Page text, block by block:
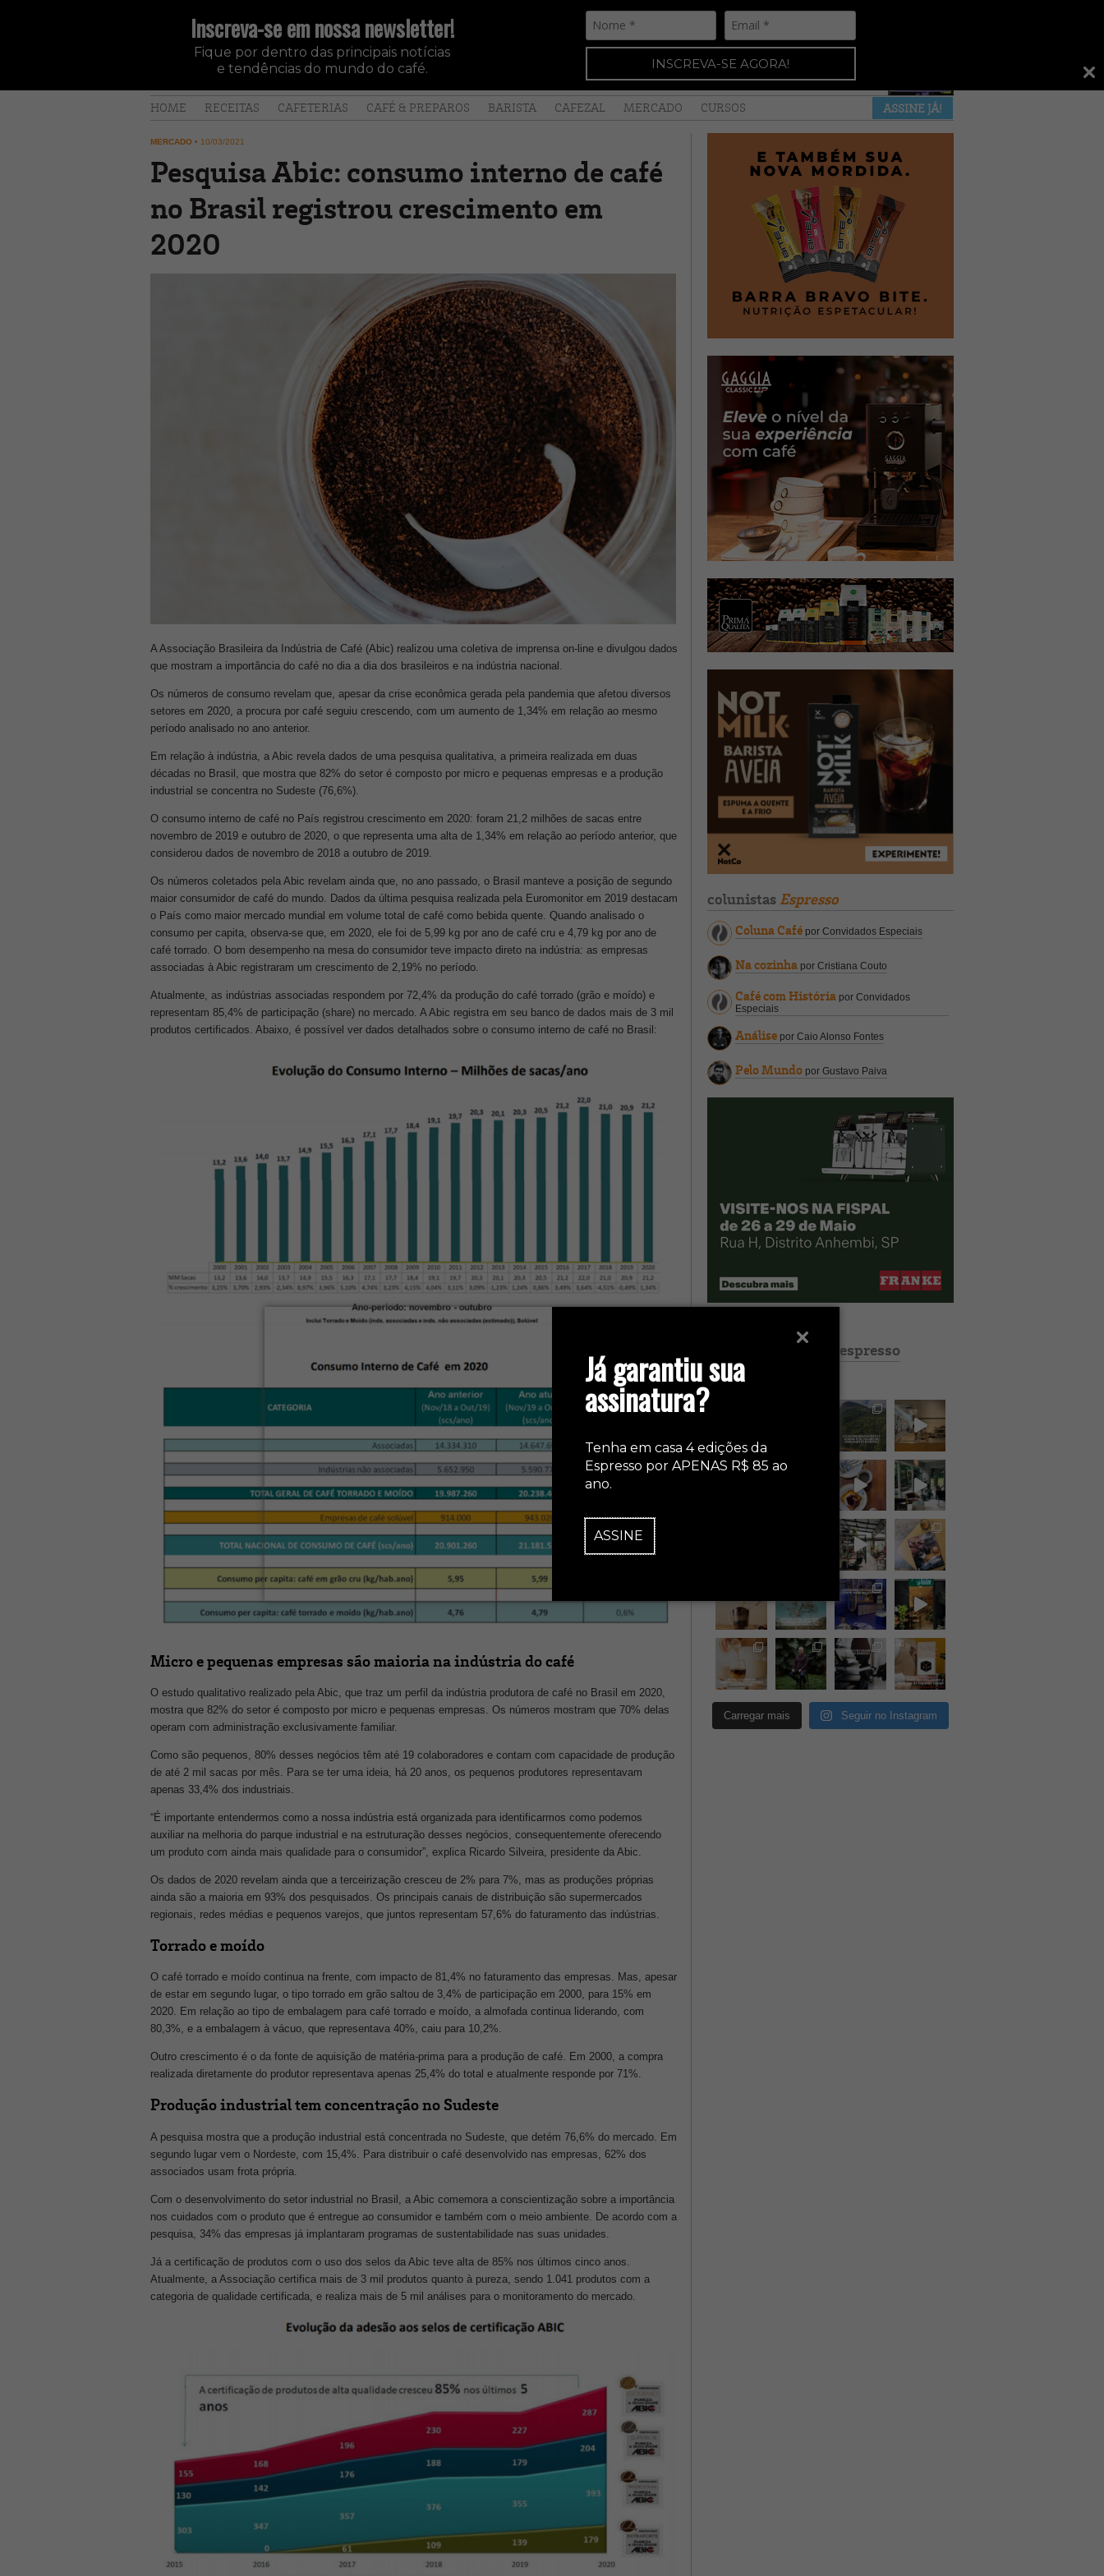
Inscreva-se em nossa newsletter!
Fique por dentro das principais notícias
e tendências do mundo do café.
INSCREVA-SE AGORA!
Já garantiu sua
assinatura?
Tenha em casa 4 edições da
Espresso por APENAS R$ 85 ao
ano.
ASSINE
•NAS BANCAS
HOME RECEITAS CAFETERIAS CAFÉ & PREPAROS BARISTA CAFEZAL MERCADO ASSINE JÁ!
CURSOS
MERCADO • 10/03/2021
Pesquisa Abic: consumo interno de café
no Brasil registrou crescimento em
2020
A Associação Brasileira da Indústria de Café (Abic) realizou uma coletiva de imprensa on-line e divulgou dados
que mostram a importância do café no dia a dia dos brasileiros e na indústria nacional.
Os números de consumo revelam que, apesar da crise econômica gerada pela pandemia que afetou diversos
setores em 2020, a procura por café seguiu crescendo, com um aumento de 1,34% em relação ao mesmo
período analisado no ano anterior.
Em relação à indústria, a Abic revela dados de uma pesquisa qualitativa, a primeira realizada em duas
décadas no Brasil, que mostra que 82% do setor é composto por micro e pequenas empresas e a produção
industrial se concentra no Sudeste (76,6%).
O consumo interno de café no País registrou crescimento em 2020: foram 21,2 milhões de sacas entre
novembro de 2019 e outubro de 2020, o que representa uma alta de 1,34% em relação ao período anterior, que
considerou dados de novembro de 2018 a outubro de 2019.
Os números coletados pela Abic revelam ainda que, no ano passado, o Brasil manteve a posição de segundo
maior consumidor de café do mundo. Dados da última pesquisa realizada pela Euromonitor em 2019 destacam
o País como maior mercado mundial em volume total de café como bebida quente. Quando analisado o
consumo per capita, observa-se que, em 2020, ele foi de 5,99 kg por ano de café cru e 4,79 kg por ano de
café torrado. O bom desempenho na mesa do consumidor teve impacto direto na indústria: as empresas
associadas à Abic registraram um crescimento de 2,19% no período.
Atualmente, as indústrias associadas respondem por 72,4% da produção do café torrado (grão e moído) e
representam 85,4% de participação (share) no mercado. A Abic registra em seu banco de dados mais de 3 mil
produtos certificados. Abaixo, é possível ver dados detalhados sobre o consumo interno de café no Brasil:
Micro e pequenas empresas são maioria na indústria do café
O estudo qualitativo realizado pela Abic, que traz um perfil da indústria produtora de café no Brasil em 2020,
mostra que 82% do setor é composto por micro e pequenas empresas. Os números mostram que 70% delas
operam com administração exclusivamente familiar.
Como são pequenos, 80% desses negócios têm até 19 colaboradores e contam com capacidade de produção
de até 2 mil sacas por mês. Para se ter uma ideia, há 20 anos, os pequenos produtores representavam
apenas 33,4% dos industriais.
“É importante entendermos como a nossa indústria está organizada para identificarmos como podemos
auxiliar na melhoria do parque industrial e na estruturação desses negócios, consequentemente oferecendo
um produto com ainda mais qualidade para o consumidor”, explica Ricardo Silveira, presidente da Abic.
Os dados de 2020 revelam ainda que a terceirização cresceu de 2% para 7%, mas as produções próprias
ainda são a maioria em 93% dos pesquisados. Os principais canais de distribuição são supermercados
regionais, redes médias e pequenos varejos, que juntos representam 57,6% do faturamento das indústrias.
Torrado e moído
O café torrado e moído continua na frente, com impacto de 81,4% no faturamento das empresas. Mas, apesar
de estar em segundo lugar, o tipo torrado em grão saltou de 3,4% de participação em 2000, para 15% em
2020. Em relação ao tipo de embalagem para café torrado e moído, a almofada continua liderando, com
80,3%, e a embalagem à vácuo, que representava 40%, caiu para 10,2%.
Outro crescimento é o da fonte de aquisição de matéria-prima para a produção de café. Em 2000, a compra
realizada diretamente do produtor representava apenas 25,4% do total e atualmente responde por 71%.
Produção industrial tem concentração no Sudeste
A pesquisa mostra que a produção industrial está concentrada no Sudeste, que detém 76,6% do mercado. Em
segundo lugar vem o Nordeste, com 15,4%. Para distribuir o café desenvolvido nas empresas, 62% dos
associados usam frota própria.
Com o desenvolvimento do setor industrial no Brasil, a Abic comemora a conscientização sobre a importância
nos cuidados com o produto que é entregue ao consumidor e também com o meio ambiente. De acordo com a
pesquisa, 34% das empresas já implantaram programas de sustentabilidade nas suas unidades.
Já a certificação de produtos com o uso dos selos da Abic teve alta de 85% nos últimos cinco anos.
Atualmente, a Associação certifica mais de 3 mil produtos quanto à pureza, sendo 1.041 produtos com a
categoria de qualidade certificada, e realiza mais de 5 mil análises para o monitoramento do mercado.
colunistas Espresso
Coluna Café por Convidados Especiais
Na cozinha por Cristiana Couto
Café com História por Convidados
Especiais
Análise por Caio Alonso Fontes
Pelo Mundo por Gustavo Paiva
revistaespresso
Carregar mais Seguir no Instagram